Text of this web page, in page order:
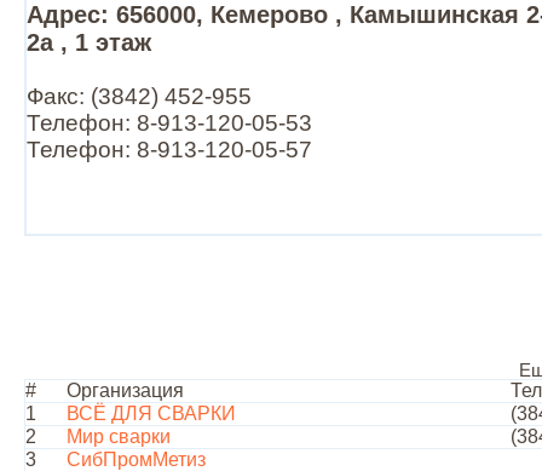
Адрес: 656000, Кемерово , Камышинская
2а , 1 этаж
Факс: (3842) 452-955
Телефон: 8-913-120-05-53
Телефон: 8-913-120-05-57
# Организация
1
ВСЁ ДЛЯ СВАРКИ
2
Мир сварки
3
СибПромМетиз